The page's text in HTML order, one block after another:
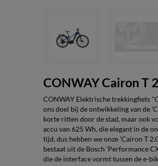
CONWAY Cairon T
CONWAY Elektrische trekkingfiets
ons doel bij de ontwikkeling van de
korte ritten door de stad, maar ook
accu van 625 Wh, die elegant in de
tijd, dus hebben we onze 'Cairon T
bestaat uit de Bosch 'Performance
die de interface vormt tussen de e-